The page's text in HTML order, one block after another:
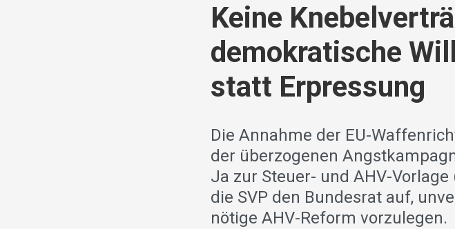
Keine
demokratische
statt Erpressung
Die Annahme der EU-
der überzogenen
Ja zur Steuer- und AHV-
die SVP den Bundesrat auf,
nötige AHV-Reform vorzulegen.